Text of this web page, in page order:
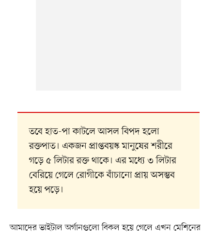
তবে হাত-পা কাটলে আসল বিপদ হলো
রক্তপাত। একজন প্রাপ্তবয়স্ক মানুষের শরীরে
গড়ে ৫ লিটার রক্ত থাকে। এর মধ্যে ৩ লিটার
বেরিয়ে গেলে রোগীকে বাঁচানো প্রায় অসম্ভব
হয়ে পড়ে।
আমাদের ভাইটাল অর্গানগুলো বিকল হয়ে গেলে এখন মেশিনের